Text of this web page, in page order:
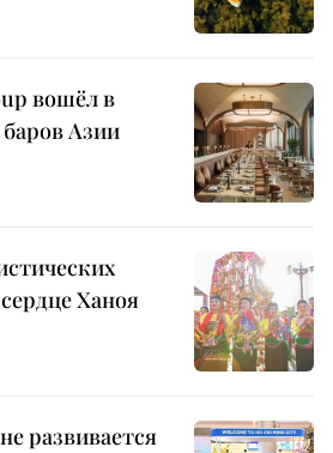
вошёл в
Азии
Ханоя
развивается